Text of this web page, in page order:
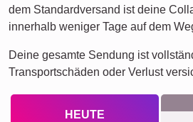
dem Standardversand ist deine
innerhalb weniger Tage auf dem
Deine gesamte Sendung ist
Transportschäden oder Verlust
HEUTE